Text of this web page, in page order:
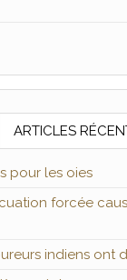
ARTICLES
pour les oies
forcée
indiens ont